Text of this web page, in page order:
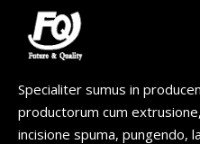
Specialiter sumus in
productorum cum
incisione spuma, pungendo,